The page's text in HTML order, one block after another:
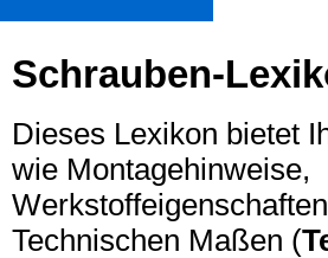
Schrauben-
Dieses Lexikon bietet
wie Montagehinweise,
Technischen Maßen (